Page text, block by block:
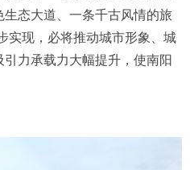
态大道、一条千古风情的旅
实现，必将推动城市形象、城
力承载力大幅提升，使南阳